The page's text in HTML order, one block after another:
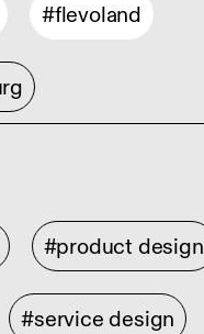
#flevoland
#product design
#service design